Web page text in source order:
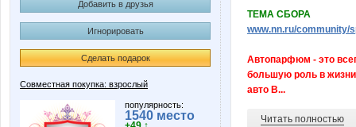
Добавить в друзья
Игнорировать
Сделать подарок
Совместная покупка: взрослый
популярность:
1540 место
ТЕМА СБОРА
www.nn.ru/community/
Автопарфюм - это
большую роль в жизни
авто В...
Читать полностью